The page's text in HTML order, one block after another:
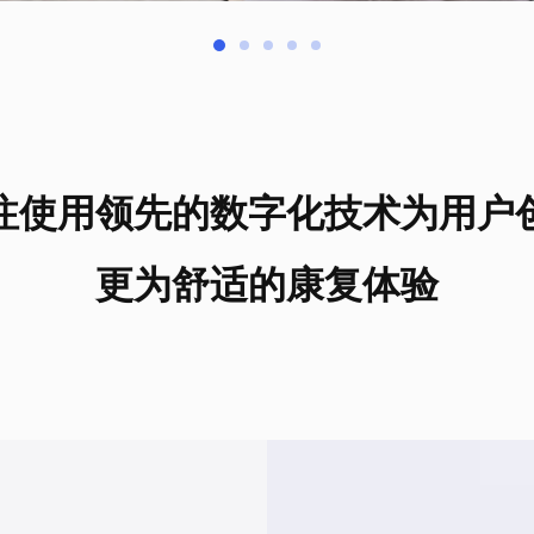
使用领先的数字化技术为用户
更为舒适的康复体验